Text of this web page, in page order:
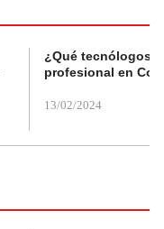
¿Qué tecnólogos
profesional en
13/02/2024